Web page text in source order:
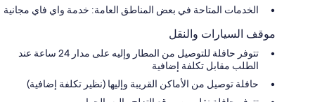
الخدمات المتاحة في بعض المناطق العامة: خدمة واي فاي مجانية
موقف السيارات والنقل
تتوفر حافلة للتوصيل من المطار وإليه على مدار 24 ساعة عند
الطلب مقابل تكلفة إضافية
حافلة توصيل من الأماكن القريبة وإليها (نظير تكلفة إضافية)